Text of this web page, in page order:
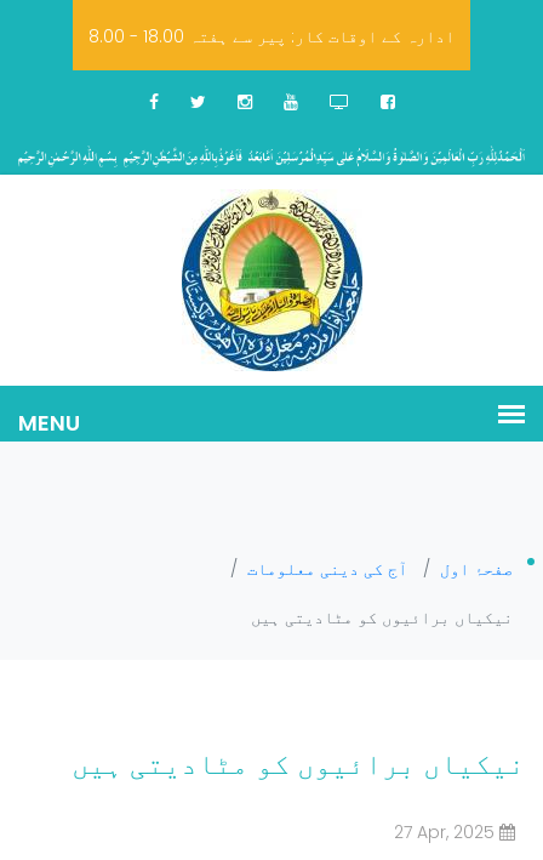
8.00 - 18.00 ادارہ کے اوقات کار: پیر سے ہفتہ
صفحۂ اول / آج کی دینی معلومات /
نیکیاں برائیوں کو مٹادیتی ہیں
نیکیاں برائیوں کو مٹادیتی ہیں
27 Apr, 2025